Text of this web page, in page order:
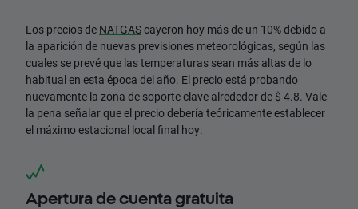
Los precios de NATGAScayeron hoy más de un 10% debido a
la aparición de nuevas previsiones meteorológicas, según las
cuales se prevé que las temperaturas sean más altas de lo
habitual en esta época del año. El precio está probando
nuevamente la zona de soporte clave alrededor de $ 4.8. Vale
la pena señalar que el precio debería teóricamente establecer
el máximo estacional local final hoy.
Apertura de cuenta gratuita